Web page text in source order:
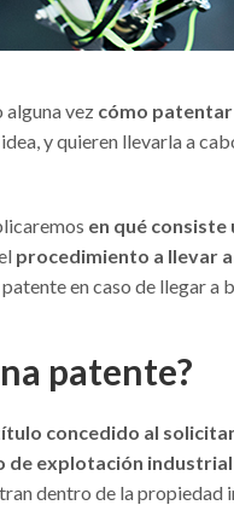
alguna vez cómo
y quieren llevarla a
en qué
procedimiento a llevar
patente en caso de llegar a
patente?
concedido al
de explotación
dentro de la propiedad